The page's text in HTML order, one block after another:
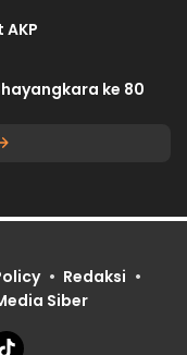
ke 80
Redaksi
Siber